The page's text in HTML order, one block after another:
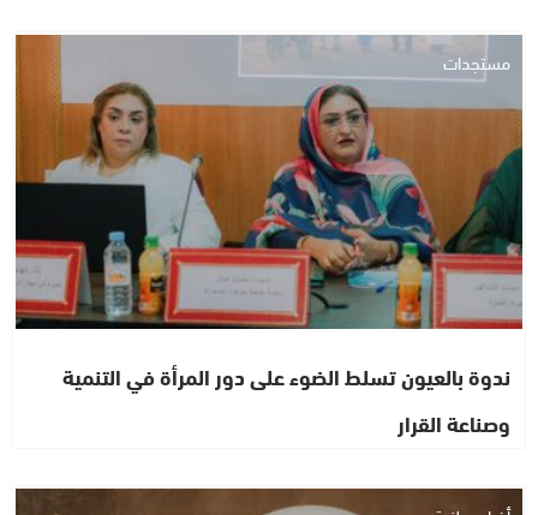
مستجدات
ندوة بالعيون تسلط الضوء على دور المرأة في التنمية
وصناعة القرار